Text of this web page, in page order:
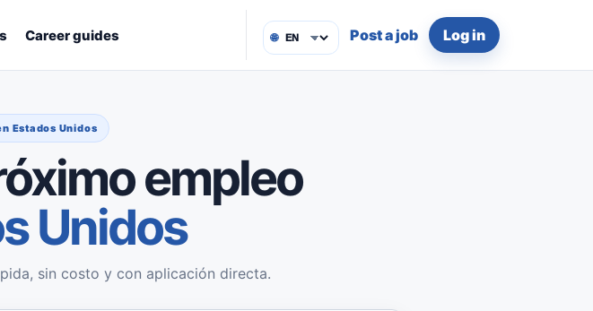
Career guides 🌐 Post a job Log in
Estados Unidos
empleo
Unidos
sin costo y con aplicación directa.